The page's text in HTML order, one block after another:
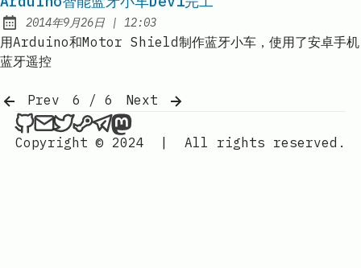
Published:
2014年9月26日 | at
12:03
用Arduino和Motor Shield制作蓝牙小车，使用了安卓手机
蓝牙遥控
Prev 6 / 6
Next
Hackerchai's Dev Blog on Github
Send an email to Hackerchai's Dev Blog
Hackerchai's Dev Blog on Twitter
Hackerchai's Dev Blog on Steam
Hackerchai's Dev Blog on
Hackerchai's Dev Blog on
Copyright © 2024
| All rights reserved.